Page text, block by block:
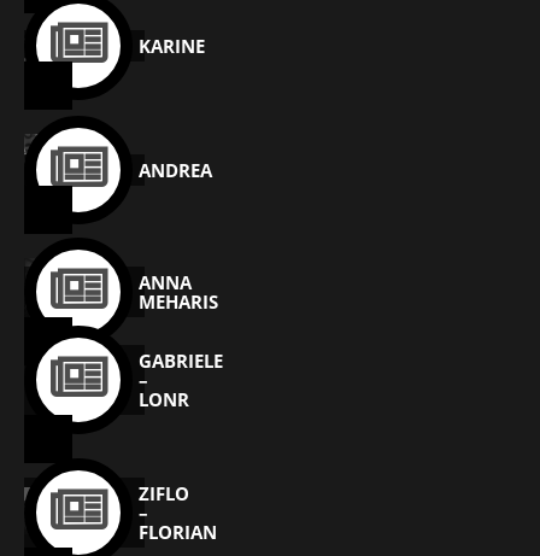
KARINE
ANDREA
ANNA
MEHARIS
GABRIELE
–
LONR
ZIFLO
–
FLORIAN